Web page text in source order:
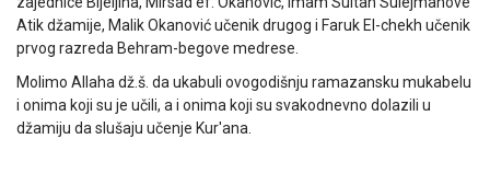
Atik džamije, Malik Okanović učenik drugog i Faruk El-chekh učenik
prvog razreda Behram-begove medrese.
Molimo Allaha dž.š. da ukabuli ovogodišnju ramazansku mukabelu
i onima koji su je učili, a i onima koji su svakodnevno dolazili u
džamiju da slušaju učenje Kur'ana.